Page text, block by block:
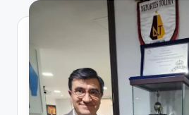
V
n
o